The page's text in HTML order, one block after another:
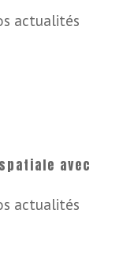
actualités
avec
actualités